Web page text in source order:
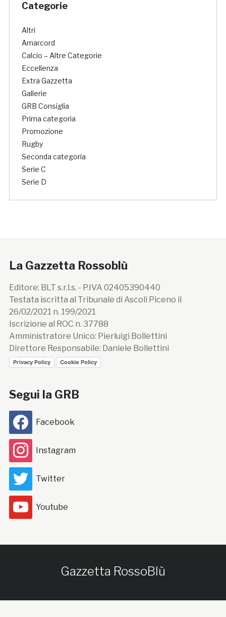
Categorie
Altri
Amarcord
Calcio – Altre Categorie
Eccellenza
Extra Gazzetta
Gallerie
GRB Consiglia
Prima categoria
Promozione
Rugby
Seconda categoria
Serie C
Serie D
La Gazzetta Rossoblù
Editore: BLT s.r.l.s. - P.IVA 02405390440
Testata iscritta al Tribunale di Ascoli Piceno il
26/02/2021 n. 199/2021
Iscrizione al ROC n. 37788
Amministratore Unico: Pierluigi Bollettini
Direttore Responsabile: Daniele Bollettini
Privacy Policy Cookie Policy
Segui la GRB
Facebook
Instagram
Twitter
Youtube
Gazzetta RossoBlù